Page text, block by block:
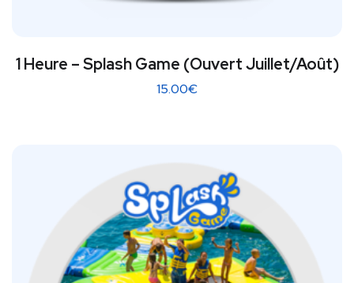
1 Heure – Splash Game (Ouvert Juillet/Août)
15.00€